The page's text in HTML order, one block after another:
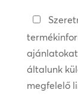
Tartsa
a
kapcsolatot
általunk
megfelelő